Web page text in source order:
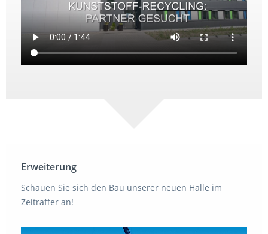
Erweiterung
Schauen Sie sich den Bau unserer neuen Halle im
Zeitraffer an!